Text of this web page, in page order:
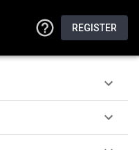
REGISTER